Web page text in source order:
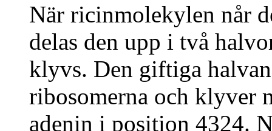
När ricinmolekylen når
delas den upp i två
klyvs. Den giftiga
ribosomerna och klyver
adenin i position 4324.